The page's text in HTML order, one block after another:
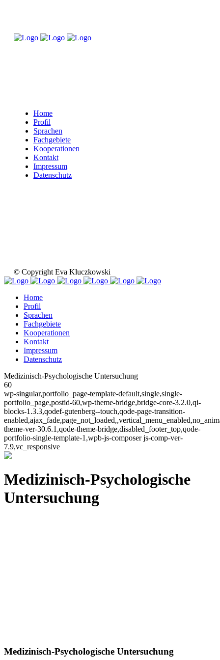
Home
Profil
Sprachen
Fachgebiete
Kooperationen
Kontakt
Impressum
Datenschutz
© Copyright Eva Kluczkowski
Home
Profil
Sprachen
Fachgebiete
Kooperationen
Kontakt
Impressum
Datenschutz
Medizinisch-Psychologische Untersuchung
60
wp-singular,portfolio_page-template-default,single,single-
portfolio_page,postid-60,wp-theme-bridge,bridge-core-3.2.0,qi-
blocks-1.3.3,qodef-gutenberg--touch,qode-page-transition-
theme-ver-30.6.1,qode-theme-bridge,disabled_footer_top,qode-
portfolio-single-template-1,wpb-js-composer js-comp-ver-
7.9,vc_responsive
Medizinisch-Psychologische
Untersuchung
Medizinisch-Psychologische Untersuchung